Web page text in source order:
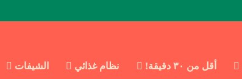
أقل من ٣٠ دقيقة! نظام غذائي الشيفات